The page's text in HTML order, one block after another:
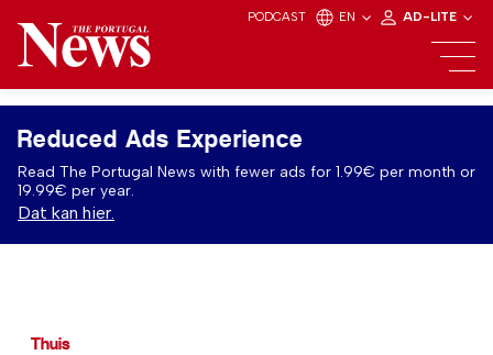
PODCAST EN AD-LITE
Reduced Ads Experience
Read The Portugal News with fewer ads for 1.99€ per month or
19.99€ per year.
Dat kan hier.
Thuis